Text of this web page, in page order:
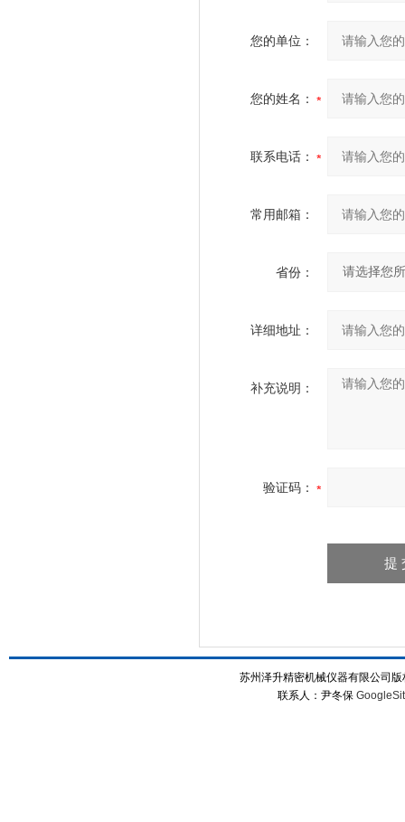
您的单位：
您的姓名：
联系电话：
常用邮箱：
省份：
详细地址：
补充说明：
验证码：
苏州泽升精密机械仪器有限公司
联系人：尹冬保